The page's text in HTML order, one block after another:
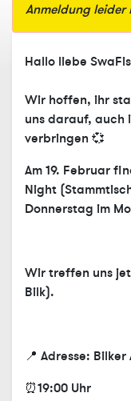
Anmeldung
Hallo liebe
Wir hoffen, ihr
uns darauf, auch
verbringen 💞
Am19. Februar
Night
Donnerstag im
Wir treffen uns
Bilk).
📍 Adresse: Bilker
⏰19:00 Uhr